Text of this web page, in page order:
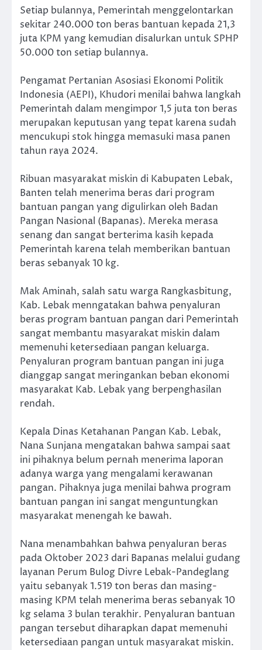
Setiap bulannya, Pemerintah menggelontarkan
sekitar 240.000 ton beras bantuan kepada 21,3
juta KPM yang kemudian disalurkan untuk SPHP
50.000 ton setiap bulannya.
Pengamat Pertanian Asosiasi Ekonomi Politik
Indonesia (AEPI), Khudori menilai bahwa langkah
Pemerintah dalam mengimpor 1,5 juta ton beras
merupakan keputusan yang tepat karena sudah
mencukupi stok hingga memasuki masa panen
tahun raya 2024.
Ribuan masyarakat miskin di Kabupaten Lebak,
Banten telah menerima beras dari program
bantuan pangan yang digulirkan oleh Badan
Pangan Nasional (Bapanas). Mereka merasa
senang dan sangat berterima kasih kepada
Pemerintah karena telah memberikan bantuan
beras sebanyak 10 kg.
Mak Aminah, salah satu warga Rangkasbitung,
Kab. Lebak menngatakan bahwa penyaluran
beras program bantuan pangan dari Pemerintah
sangat membantu masyarakat miskin dalam
memenuhi ketersediaan pangan keluarga.
Penyaluran program bantuan pangan ini juga
dianggap sangat meringankan beban ekonomi
masyarakat Kab. Lebak yang berpenghasilan
rendah.
Kepala Dinas Ketahanan Pangan Kab. Lebak,
Nana Sunjana mengatakan bahwa sampai saat
ini pihaknya belum pernah menerima laporan
adanya warga yang mengalami kerawanan
pangan. Pihaknya juga menilai bahwa program
bantuan pangan ini sangat menguntungkan
masyarakat menengah ke bawah.
Nana menambahkan bahwa penyaluran beras
pada Oktober 2023 dari Bapanas melalui gudang
layanan Perum Bulog Divre Lebak-Pandeglang
yaitu sebanyak 1.519 ton beras dan masing-
masing KPM telah menerima beras sebanyak 10
kg selama 3 bulan terakhir. Penyaluran bantuan
pangan tersebut diharapkan dapat memenuhi
ketersediaan pangan untuk masyarakat miskin.